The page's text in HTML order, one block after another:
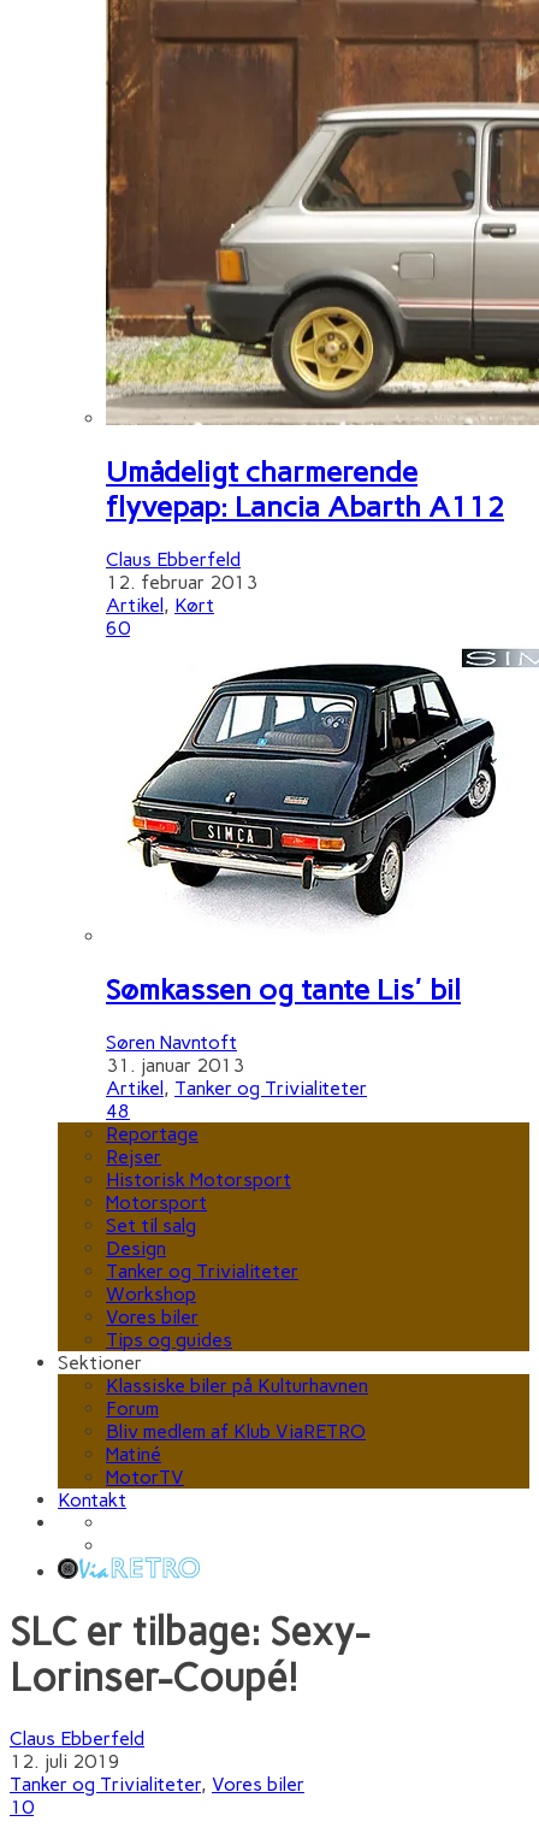
Umådeligt charmerende
flyvepap: Lancia Abarth A112
Claus Ebberfeld
12. februar 2013
Artikel, Kørt
60
Sømkassen og tante Lis' bil
Søren Navntoft
31. januar 2013
Artikel, Tanker og Trivialiteter
48
Reportage
Rejser
Historisk Motorsport
Motorsport
Set til salg
Design
Tanker og Trivialiteter
Workshop
Vores biler
Tips og guides
Sektioner
Klassiske biler på Kulturhavnen
Forum
Bliv medlem af Klub ViaRETRO
Matiné
MotorTV
Kontakt
SLC er tilbage: Sexy-
Lorinser-Coupé!
Claus Ebberfeld
12. juli 2019
Tanker og Trivialiteter, Vores biler
10